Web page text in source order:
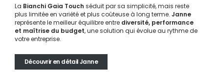
La Bianchi Gaia Touch séduit par sa simplicité, mais reste
plus limitée en variété et plus coûteuse à long terme. Janne
représente le meilleur équilibre entre diversité, performance
et maîtrise du budget, une solution qui évolue au rythme de
votre entreprise.
Découvrir en détail Janne